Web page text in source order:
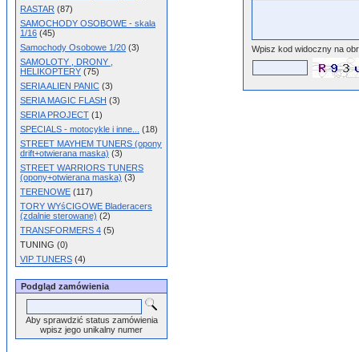
RASTAR (87)
SAMOCHODY OSOBOWE - skala
1/16 (45)
Samochody Osobowe 1/20 (3)
SAMOLOTY , DRONY ,
HELIKOPTERY (75)
SERIA ALIEN PANIC (3)
SERIA MAGIC FLASH (3)
SERIA PROJECT (1)
SPECIALS - motocykle i inne...
(18)
STREET MAYHEM TUNERS (opony
drift+otwierana maska) (3)
STREET WARRIORS TUNERS
(opony+otwierana maska) (3)
TERENOWE (117)
TORY WYśCIGOWE Bladeracers
(zdalnie sterowane) (2)
TRANSFORMERS 4 (5)
TUNING (0)
VIP TUNERS (4)
Podgląd zamówienia
Aby sprawdzić status zamówienia
wpisz jego unikalny numer
Wpisz kod widoczny na